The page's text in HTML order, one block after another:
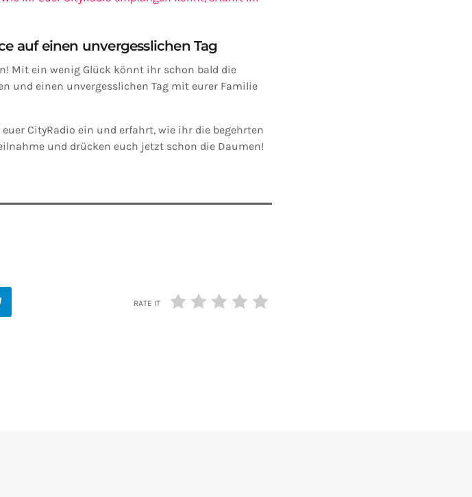
auf einen unvergesslichen Tag
Mit ein wenig Glück könnt ihr schon bald die
und einen unvergesslichen Tag mit eurer Familie
CityRadio ein und erfahrt, wie ihr die begehrten
und drücken euch jetzt schon die Daumen!
RATE IT